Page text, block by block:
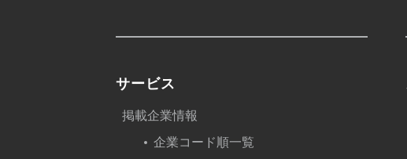
サービス
掲載企業情報
企業コード順一覧